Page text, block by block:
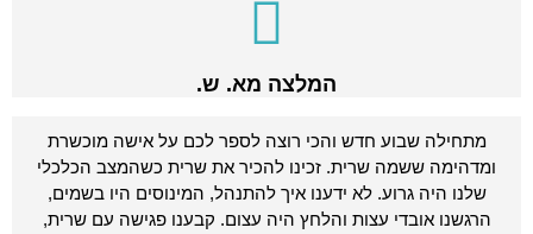
המלצה מא. ש.
מתחילה שבוע חדש והכי רוצה לספר לכם על אישה מוכשרת
ומדהימה ששמה שרית. זכינו להכיר את שרית כשהמצב הכלכלי
שלנו היה גרוע. לא ידענו איך להתנהל, המינוסים היו בשמים,
הרגשנו אובדי עצות והלחץ היה עצום. קבענו פגישה עם שרית,